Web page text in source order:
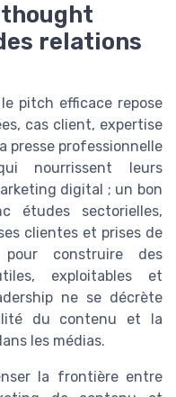
relations
pitch efficace repose
cas client, expertise
presse professionnelle
nourrissent leurs
digital ; un bon
études sectorielles,
clientes et prises de
pour construire des
exploitables et
ne se décrète
du contenu et la
les médias.
la frontière entre